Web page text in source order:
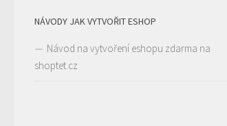
NÁVODY JAK VYTVOŘIT ESHOP
Návod na vytvoření eshopu zdarma na
shoptet.cz